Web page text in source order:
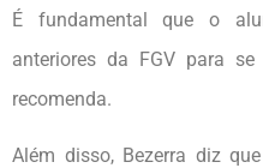
É fundamental que o
anteriores da FGV para
recomenda.
Além disso, Bezerra diz